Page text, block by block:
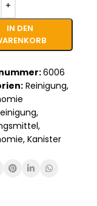
IN DEN
6006
Reinigung,
,
,
, Kanister